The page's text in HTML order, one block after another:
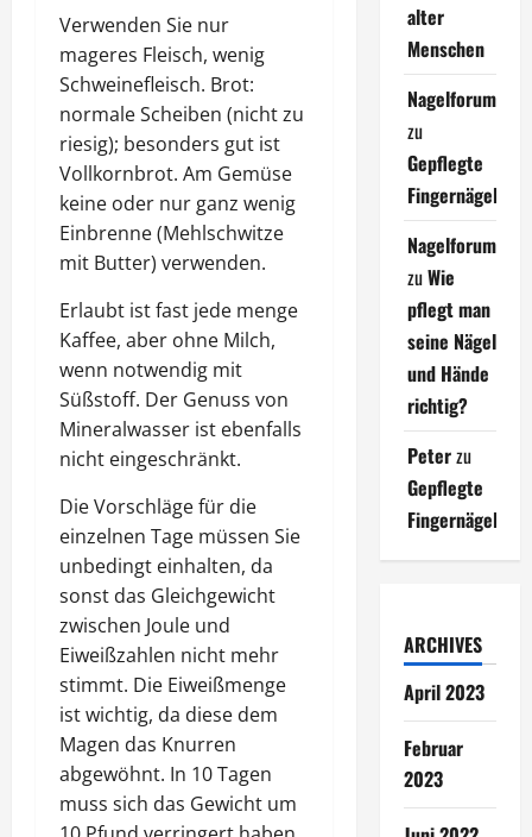
Verwenden Sie nur
mageres Fleisch, wenig
Schweinefleisch. Brot:
normale Scheiben (nicht zu
riesig); besonders gut ist
Vollkornbrot. Am Gemüse
keine oder nur ganz wenig
Einbrenne (Mehlschwitze
mit Butter) verwenden.
Erlaubt ist fast jede menge
Kaffee, aber ohne Milch,
wenn notwendig mit
Süßstoff. Der Genuss von
Mineralwasser ist ebenfalls
nicht eingeschränkt.
Die Vorschläge für die
einzelnen Tage müssen Sie
unbedingt einhalten, da
sonst das Gleichgewicht
zwischen Joule und
Eiweißzahlen nicht mehr
stimmt. Die Eiweißmenge
ist wichtig, da diese dem
Magen das Knurren
abgewöhnt. In 10 Tagen
muss sich das Gewicht um
alter
Menschen
Nagelforum
zu
Gepflegte
Fingernägel
Nagelforum
zuWie
pflegt man
seine Nägel
und Hände
richtig?
Peterzu
Gepflegte
Fingernägel
ARCHIVES
April 2023
Februar
2023